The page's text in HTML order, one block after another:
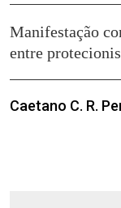
Manifestação
entre
Caetano C. R.